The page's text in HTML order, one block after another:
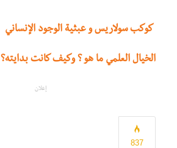
كوكب سولاريس و عبثية الوجود الإنساني
الخيال العلمي ما هو ؟ وكيف كانت بدايته؟
إعلان
837